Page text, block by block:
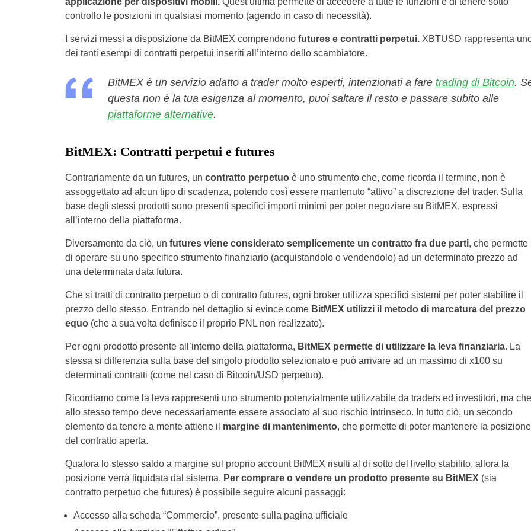
controllo le posizioni in qualsiasi momento (agendo in caso di necessità).
I servizi messi a disposizione da BitMEX comprendono futures e contratti perpetui.XBTUSD rappresenta
dei tanti esempi di contratti perpetui inseriti all’interno dello scambiatore.
BitMEX è un servizio adatto a trader molto esperti, intenzionati a fare trading di Bitcoin.
questa non è la tua esigenza al momento, puoi saltare il resto e passare subito alle
piattaforme alternative.
BitMEX: Contratti perpetui e futures
Contrariamente da un futures, un contratto perpetuoè uno strumento che, come ricorda il termine, non è
assoggettato ad alcun tipo di scadenza, potendo così essere mantenuto “attivo” a discrezione del trader. Sulla
base degli stessi prodotti sono presenti specifici importi minimi per poter negoziare su BitMEX, espressi
all’interno della piattaforma.
Diversamente da ciò, un futures viene considerato semplicemente un contratto fra due parti, che permette
di operare su uno specifico strumento finanziario (acquistandolo o vendendolo) ad un determinato prezzo ad
una determinata data futura.
Che si tratti di contratto perpetuo o di contratto futures, ogni broker utilizza specifici sistemi per poter stabilire il
prezzo dello stesso. Entrando nel dettaglio si evince comeBitMEX utilizzi il metodo di marcatura del prezzo
equo(che a sua volta definisce il proprio PNL non realizzato).
Per ogni prodotto presente all’interno della piattaforma, BitMEX permette di utilizzare la leva finanziaria. La
stessa si differenzia sulla base del singolo prodotto selezionato e può arrivare ad un massimo di x100 su
determinati contratti (come nel caso di Bitcoin/USD perpetuo).
Ricordiamo come la leva rappresenti uno strumento potenzialmente utilizzabile da traders ed investitori, ma che
allo stesso tempo deve necessariamente essere associato al suo rischio intrinseco. In tutto ciò, un secondo
elemento da tenere a mente attiene il margine di mantenimento, che permette di poter mantenere la posizione
del contratto aperta.
Qualora lo stesso saldo a margine sul proprio account BitMEX risulti al di sotto del livello stabilito, allora la
posizione verrà liquidata dal sistema. Per comprare o vendere un prodotto presente su BitMEX (sia
contratto perpetuo che futures) è possibile seguire alcuni passaggi:
Accesso alla scheda “Commercio”, presente sulla pagina ufficiale